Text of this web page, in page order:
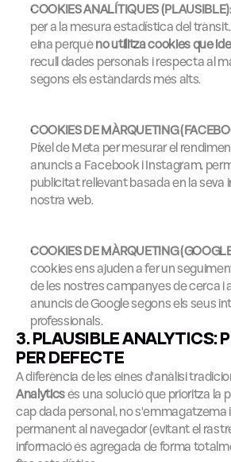
COOKIES ANALÍTIQUES (PLAUSIBLE):
per a la mesura estadística del
eina perquè no utilitza cookies que
recull dades personals i respecta al
segons els estàndards més alts.
COOKIES DE MÀRQUETING
Píxel de Meta per mesurar el
anuncis a Facebook i Instagram,
publicitat rellevant basada en la seva
nostra web.
COOKIES DE MÀRQUETING
cookies ens ajuden a fer un
de les nostres campanyes de cerca i
anuncis de Google segons els seus
professionals.
3. PLAUSIBLE ANALYTICS:
PER DEFECTE
A diferència de les eines d'anàlisi
Analytics és una solució que prioritza la
cap dada personal, no s'emmagatzema
permanent al navegador (evitant el
informació és agregada de forma